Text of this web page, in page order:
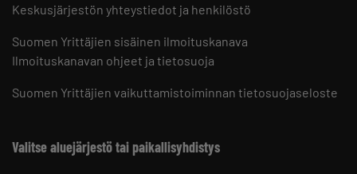
Keskusjärjestön yhteystiedot ja henkilöstö
Suomen Yrittäjien sisäinen ilmoituskanava
Ilmoituskanavan ohjeet ja tietosuoja
Suomen Yrittäjien vaikuttamistoiminnan tietosuojaseloste
Valitse aluejärjestö tai paikallisyhdistys